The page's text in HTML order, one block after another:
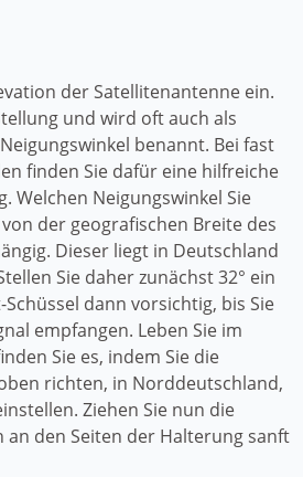
der Satellitenantenne ein.
und wird oft auch als
benannt. Bei fast
finden Sie dafür eine hilfreiche
Welchen Neigungswinkel Sie
der geografischen Breite des
Dieser liegt in Deutschland
Sie daher zunächst 32° ein
dann vorsichtig, bis Sie
empfangen. Leben Sie im
Sie es, indem Sie die
richten, in Norddeutschland,
Ziehen Sie nun die
an den Seiten der Halterung sanft